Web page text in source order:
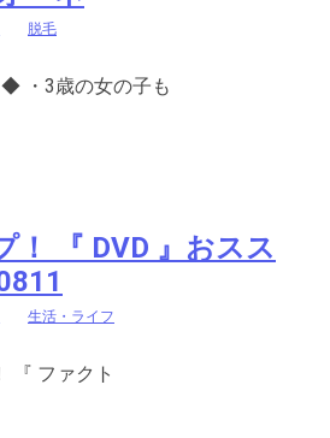
脱毛
・3歳の女の子も
！ 『 DVD 』おスス
生活・ライフ
『 ファクト